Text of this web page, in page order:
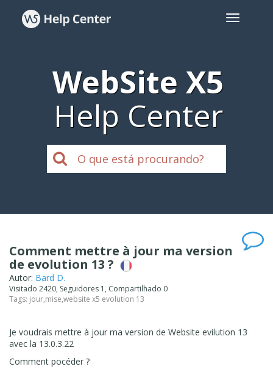
WebSite X5
Help Center
Comment mettre à jour ma version
de evolution 13 ?
Autor: Bard D.
Visitado 2420, Seguidores 1, Compartilhado 0
Tags: jour,mise,website x5 evolution 13
Je voudrais mettre à jour ma version de Website evilution 13
avec la 13.0.3.22
Comment pocéder ?